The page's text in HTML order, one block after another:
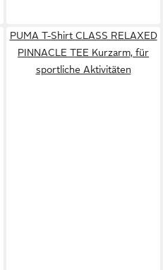
PUMA T-Shirt CLASS RELAXED
PINNACLE TEE Kurzarm, für
sportliche Aktivitäten